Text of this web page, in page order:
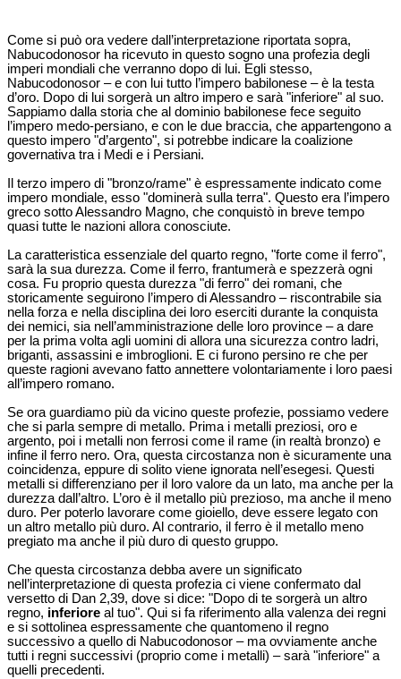
Come si può ora vedere dall’interpretazione riportata sopra,
Nabucodonosor ha ricevuto in questo sogno una profezia degli
imperi mondiali che verranno dopo di lui. Egli stesso,
Nabucodonosor – e con lui tutto l’impero babilonese – è la testa
d’oro. Dopo di lui sorgerà un altro impero e sarà "inferiore" al suo.
Sappiamo dalla storia che al dominio babilonese fece seguito
l’impero medo-persiano, e con le due braccia, che appartengono a
questo impero "d’argento", si potrebbe indicare la coalizione
governativa tra i Medi e i Persiani.
Il terzo impero di "bronzo/rame" è espressamente indicato come
impero mondiale, esso "dominerà sulla terra". Questo era l’impero
greco sotto Alessandro Magno, che conquistò in breve tempo
quasi tutte le nazioni allora conosciute.
La caratteristica essenziale del quarto regno, "forte come il ferro",
sarà la sua durezza. Come il ferro, frantumerà e spezzerà ogni
cosa. Fu proprio questa durezza "di ferro" dei romani, che
storicamente seguirono l’impero di Alessandro – riscontrabile sia
nella forza e nella disciplina dei loro eserciti durante la conquista
dei nemici, sia nell’amministrazione delle loro province – a dare
per la prima volta agli uomini di allora una sicurezza contro ladri,
briganti, assassini e imbroglioni. E ci furono persino re che per
queste ragioni avevano fatto annettere volontariamente i loro paesi
all’impero romano.
Se ora guardiamo più da vicino queste profezie, possiamo vedere
che si parla sempre di metallo. Prima i metalli preziosi, oro e
argento, poi i metalli non ferrosi come il rame (in realtà bronzo) e
infine il ferro nero. Ora, questa circostanza non è sicuramente una
coincidenza, eppure di solito viene ignorata nell’esegesi. Questi
metalli si differenziano per il loro valore da un lato, ma anche per la
durezza dall’altro. L’oro è il metallo più prezioso, ma anche il meno
duro. Per poterlo lavorare come gioiello, deve essere legato con
un altro metallo più duro. Al contrario, il ferro è il metallo meno
pregiato ma anche il più duro di questo gruppo.
Che questa circostanza debba avere un significato
nell’interpretazione di questa profezia ci viene confermato dal
versetto di Dan 2,39, dove si dice: "Dopo di te sorgerà un altro
regno, inferiore al tuo". Qui si fa riferimento alla valenza dei regni
e si sottolinea espressamente che quantomeno il regno
successivo a quello di Nabucodonosor – ma ovviamente anche
tutti i regni successivi (proprio come i metalli) – sarà "inferiore" a
quelli precedenti.